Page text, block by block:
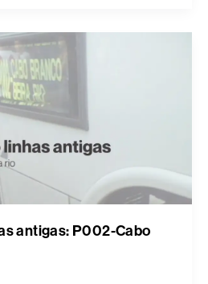
antigas: P002-Cabo